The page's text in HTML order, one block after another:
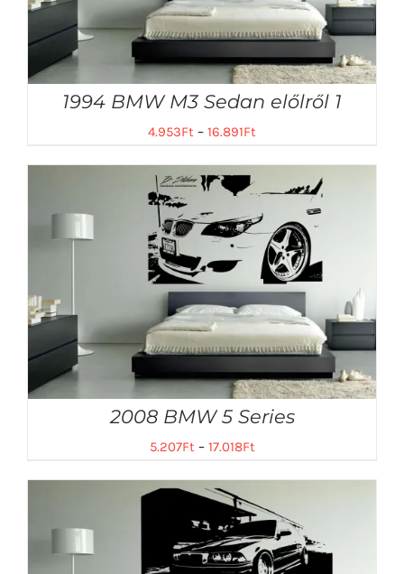
1994 BMW M3 Sedan előlről 1
4.953Ft – 16.891Ft
2008 BMW 5 Series
5.207Ft– 17.018Ft